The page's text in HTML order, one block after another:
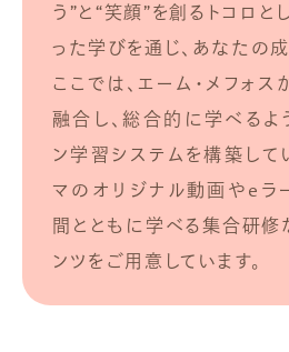
う”と“笑顔”を創るトコロと
った学びを通じ、あなたの成
ここでは、エーム・メフォ
融合し、総合的に学べるよ
ン学習システムを構築して
マのオリジナル動画やeラ
間とともに学べる集合研修
ンツをご用意しています。